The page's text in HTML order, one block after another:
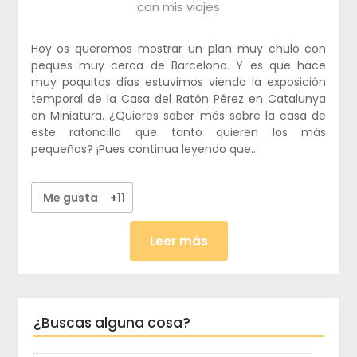
con mis viajes
Hoy os queremos mostrar un plan muy chulo con
peques muy cerca de Barcelona. Y es que hace
muy poquitos días estuvimos viendo la exposición
temporal de la Casa del Ratón Pérez en Catalunya
en Miniatura. ¿Quieres saber más sobre la casa de
este ratoncillo que tanto quieren los más
pequeños? ¡Pues continua leyendo que…
Me gusta +11
Leer más
¿Buscas alguna cosa?